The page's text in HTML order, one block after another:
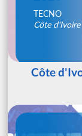
TECNO
Côte d'Ivoire
Côte